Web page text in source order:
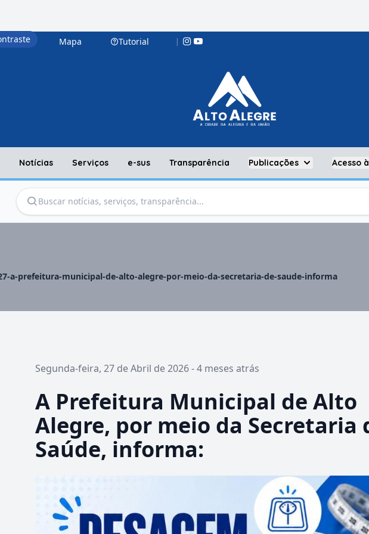
Mapa Tutorial |
Notícias Serviços e-sus Transparência Publicações Acesso
a-prefeitura-municipal-de-alto-alegre-por-meio-da-secretaria-de-saude-informa
Segunda-feira, 27 de Abril de 2026 - 4 meses atrás
A Prefeitura Municipal de Alto
Alegre, por meio da Secretaria
Saúde, informa: